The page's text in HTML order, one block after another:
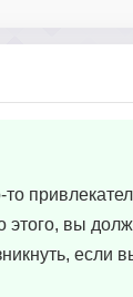
этого, вы
если